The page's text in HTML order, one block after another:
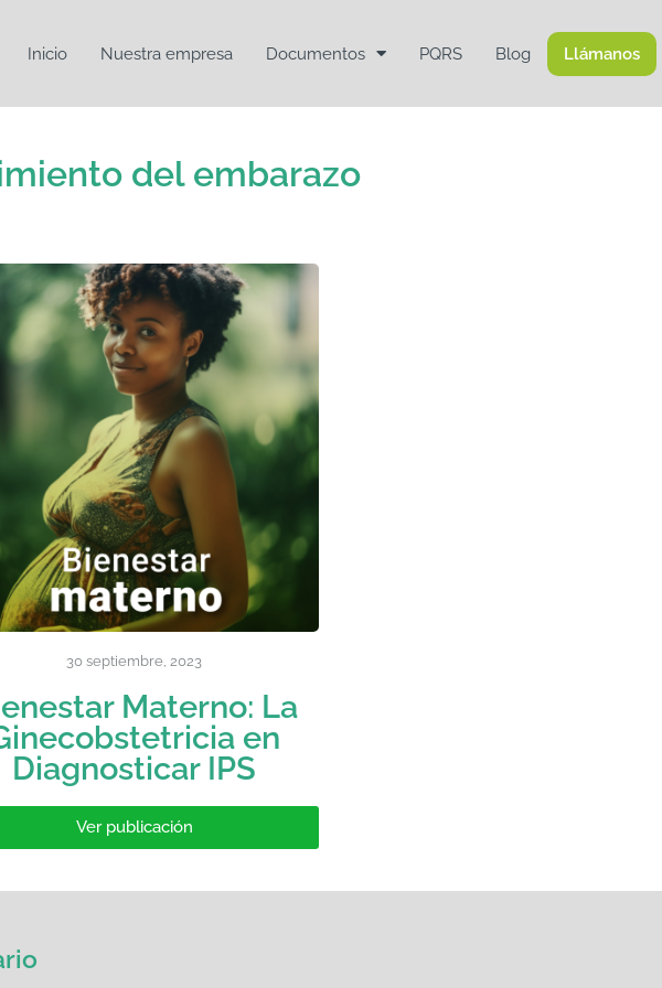
Inicio Nuestra empresa Documentos PQRS Blog Llámanos
del embarazo
30 septiembre, 2023
Materno: La
en
Diagnosticar IPS
Ver publicación